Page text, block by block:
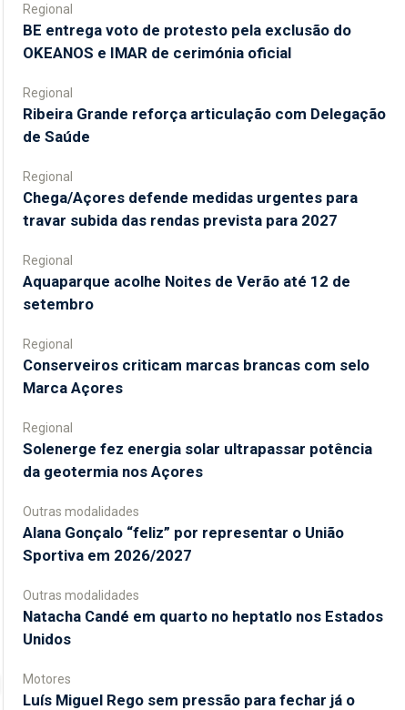
Regional
BE entrega voto de protesto pela exclusão do
OKEANOS e IMAR de cerimónia oficial
Regional
Ribeira Grande reforça articulação com Delegação
de Saúde
Regional
Chega/Açores defende medidas urgentes para
travar subida das rendas prevista para 2027
Regional
Aquaparque acolhe Noites de Verão até 12 de
setembro
Regional
Conserveiros criticam marcas brancas com selo
Marca Açores
Regional
Solenerge fez energia solar ultrapassar potência
da geotermia nos Açores
Outras modalidades
Alana Gonçalo “feliz” por representar o União
Sportiva em 2026/2027
Outras modalidades
Natacha Candé em quarto no heptatlo nos Estados
Unidos
Motores
Luís Miguel Rego sem pressão para fechar já o